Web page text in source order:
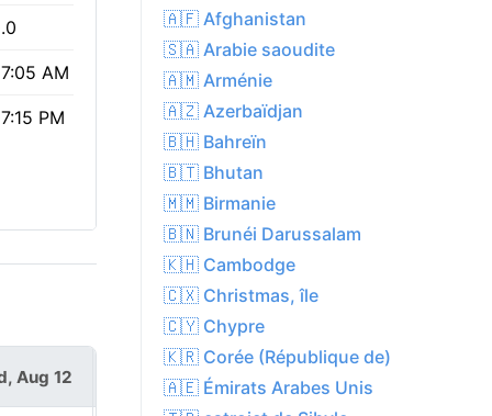
AM
PM
Aug 12 Thu, Aug 13
🇦🇫 Afghanistan
🇸🇦 Arabie saoudite
🇦🇲 Arménie
🇦🇿 Azerbaïdjan
🇧🇭 Bahreïn
🇧🇹 Bhutan
🇲🇲 Birmanie
🇧🇳 Brunéi Darussalam
🇰🇭 Cambodge
🇨🇽 Christmas, île
🇨🇾 Chypre
🇰🇷 Corée (République de)
🇦🇪 Émirats Arabes Unis